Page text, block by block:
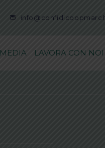
MEDIA LAVORA CON NOI